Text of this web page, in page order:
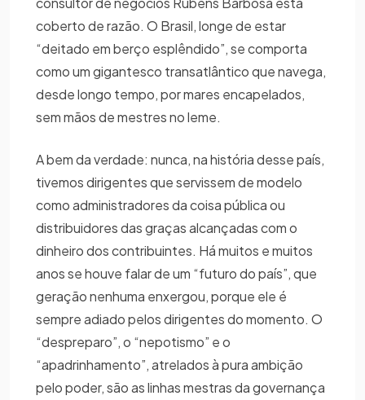
coberto de razão. O Brasil, longe de estar
“deitado em berço esplêndido”, se comporta
como um gigantesco transatlântico que navega,
desde longo tempo, por mares encapelados,
sem mãos de mestres no leme.
A bem da verdade: nunca, na história desse país,
tivemos dirigentes que servissem de modelo
como administradores da coisa pública ou
distribuidores das graças alcançadas com o
dinheiro dos contribuintes. Há muitos e muitos
anos se houve falar de um “futuro do país”, que
geração nenhuma enxergou, porque ele é
sempre adiado pelos dirigentes do momento. O
“despreparo”, o “nepotismo” e o
“apadrinhamento”, atrelados à pura ambição
pelo poder, são as linhas mestras da governança